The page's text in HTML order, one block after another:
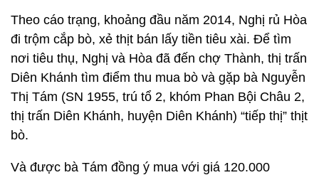
Theo cáo trạng, khoảng đầu năm 2014, Nghị rủ Hòa
đi trộm cắp bò, xẻ thịt bán lấy tiền tiêu xài. Để tìm
nơi tiêu thụ, Nghị và Hòa đã đến chợ Thành, thị trấn
Diên Khánh tìm điểm thu mua bò và gặp bà Nguyễn
Thị Tám (SN 1955, trú tổ 2, khóm Phan Bội Châu 2,
thị trấn Diên Khánh, huyện Diên Khánh) “tiếp thị” thịt
bò.
Và được bà Tám đồng ý mua với giá 120.000